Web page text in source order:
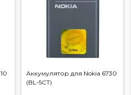
Аккумулятор для Nokia 6730
(BL-5CT)